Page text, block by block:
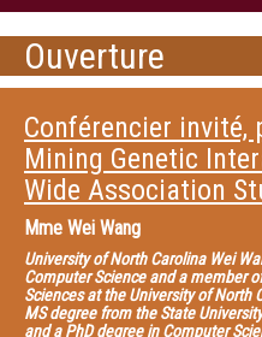
Ouverture
Conférencier invité,
Mining Genetic
Wide Association
Mme Wei Wang
University of North Carolina Wei
Computer Science and a member
Sciences at the University of North
MS degree from the State
and a PhD degree in Computer